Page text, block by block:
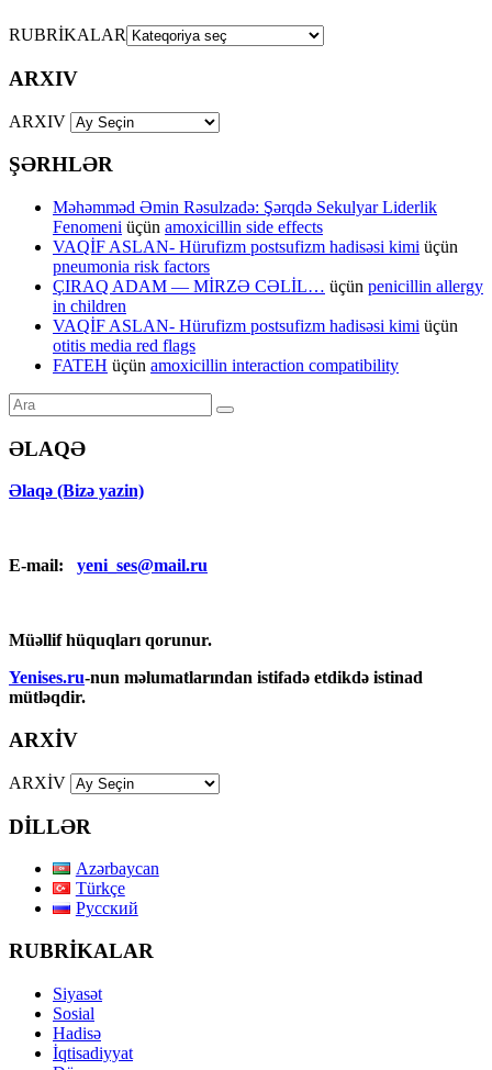
RUBRİKALAR
ARXIV
ARXIV
ŞƏRHLƏR
Məhəmməd Əmin Rəsulzadə: Şərqdə Sekulyar Liderlik
Fenomeni üçün amoxicillin side effects
VAQİF ASLAN- Hürufizm postsufizm hadisəsi kimi üçün
pneumonia risk factors
ÇIRAQ ADAM — MİRZƏ CƏLİL… üçün penicillin allergy
in children
VAQİF ASLAN- Hürufizm postsufizm hadisəsi kimi üçün
otitis media red flags
FATEH üçün amoxicillin interaction compatibility
ƏLAQƏ
Əlaqə (Bizə yazin)
E-mail: yeni_ses@mail.ru
Müəllif hüquqları qorunur.
Yenises.ru-nun məlumatlarından istifadə etdikdə istinad
mütləqdir.
ARXİV
ARXİV
DİLLƏR
Azərbaycan
Türkçe
Русский
RUBRİKALAR
Siyasət
Sosial
Hadisə
İqtisadiyyat